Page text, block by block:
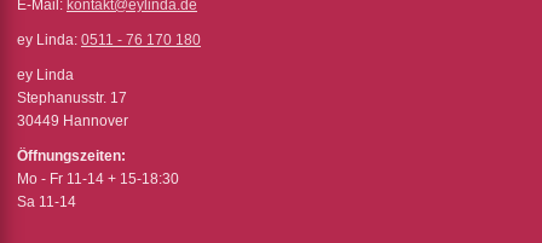
E-Mail: kontakt@eylinda.de
ey Linda: 0511 - 76 170 180
ey Linda
Stephanusstr. 17
30449 Hannover
Öffnungszeiten:
Mo - Fr 11-14 + 15-18:30
Sa 11-14